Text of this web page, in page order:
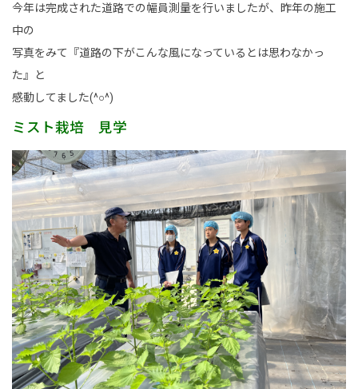
今年は完成された道路での幅員測量を行いましたが、昨年の施工
中の
写真をみて『道路の下がこんな風になっているとは思わなかっ
た』と
感動してました(^○^)
ミスト栽培 見学